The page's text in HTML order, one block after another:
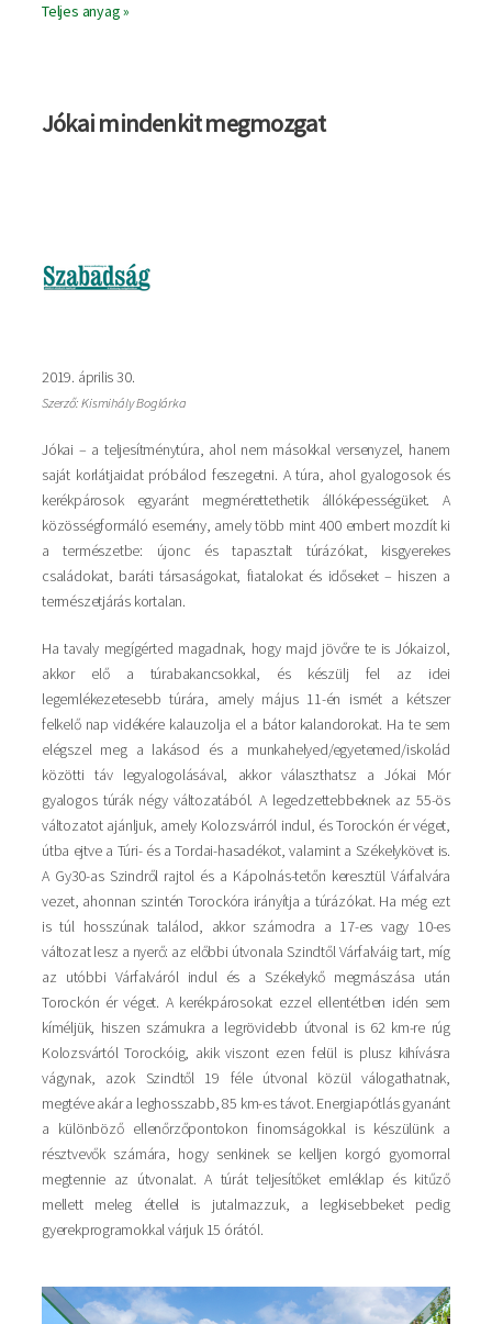
Teljes anyag »
Jókai mindenkit megmozgat
2019. április 30.
Szerző: Kismihály Boglárka
Jókai – a teljesítménytúra, ahol nem másokkal versenyzel, hanem
saját korlátjaidat próbálod feszegetni. A túra, ahol gyalogosok és
kerékpárosok egyaránt megmérettethetik állóképességüket. A
közösségformáló esemény, amely több mint 400 embert mozdít ki
a természetbe: újonc és tapasztalt túrázókat, kisgyerekes
családokat, baráti társaságokat, fiatalokat és időseket – hiszen a
természetjárás kortalan.
Ha tavaly megígérted magadnak, hogy majd jövőre te is Jókaizol,
akkor elő a túrabakancsokkal, és készülj fel az idei
legemlékezetesebb túrára, amely május 11-én ismét a kétszer
felkelő nap vidékére kalauzolja el a bátor kalandorokat. Ha te sem
elégszel meg a lakásod és a munkahelyed/egyetemed/iskolád
közötti táv legyalogolásával, akkor választhatsz a Jókai Mór
gyalogos túrák négy változatából. A legedzettebbeknek az 55-ös
változatot ajánljuk, amely Kolozsvárról indul, és Torockón ér véget,
útba ejtve a Túri- és a Tordai-hasadékot, valamint a Székelykövet is.
A Gy30-as Szindről rajtol és a Kápolnás-tetőn keresztül Várfalvára
vezet, ahonnan szintén Torockóra irányítja a túrázókat. Ha még ezt
is túl hosszúnak találod, akkor számodra a 17-es vagy 10-es
változat lesz a nyerő: az előbbi útvonala Szindtől Várfalváig tart, míg
az utóbbi Várfalváról indul és a Székelykő megmászása után
Torockón ér véget. A kerékpárosokat ezzel ellentétben idén sem
kíméljük, hiszen számukra a legrövidebb útvonal is 62 km-re rúg
Kolozsvártól Torockóig, akik viszont ezen felül is plusz kihívásra
vágynak, azok Szindtől 19 féle útvonal közül válogathatnak,
megtéve akár a leghosszabb, 85 km-es távot. Energiapótlás gyanánt
a különböző ellenőrzőpontokon finomságokkal is készülünk a
résztvevők számára, hogy senkinek se kelljen korgó gyomorral
megtennie az útvonalat. A túrát teljesítőket emléklap és kitűző
mellett meleg étellel is jutalmazzuk, a legkisebbeket pedig
gyerekprogramokkal várjuk 15 órától.